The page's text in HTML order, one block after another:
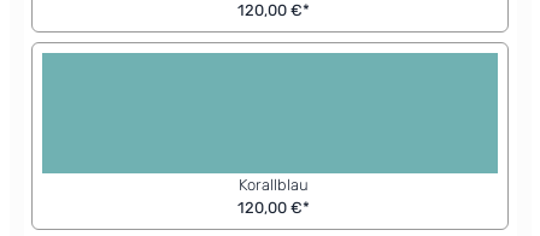
120,00 €*
Korallblau
120,00 €*